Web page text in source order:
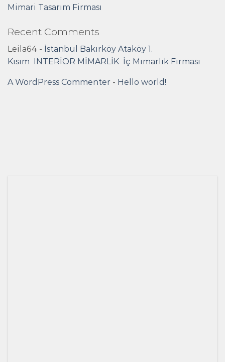
Mimari Tasarım Firması
Recent Comments
Leila64 - İstanbul Bakırköy Ataköy 1.
Kısım INTERİOR MİMARLİK İç Mimarlık Firması
A WordPress Commenter - Hello world!